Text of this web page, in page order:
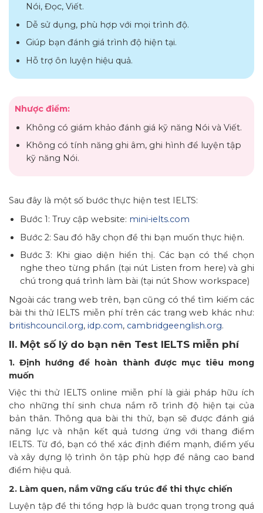
Nói, Đọc, Viết.
Dễ sử dụng, phù hợp với mọi trình độ.
Giúp bạn đánh giá trình độ hiện tại.
Hỗ trợ ôn luyện hiệu quả.
Nhược điểm:
Không có giám khảo đánh giá kỹ năng Nói và Viết.
Không có tính năng ghi âm, ghi hình để luyện tập
kỹ năng Nói.
Sau đây là một số bước thực hiện test IELTS:
Bước 1: Truy cập website: mini-ielts.com
Bước 2: Sau đó hãy chọn đề thi bạn muốn thực hiện.
Bước 3: Khi giao diện hiển thị. Các bạn có thể chọn
nghe theo từng phần (tại nút Listen from here) và ghi
chú trong quá trình làm bài (tại nút Show workspace)
Ngoài các trang web trên, bạn cũng có thể tìm kiếm các
bài thi thử IELTS miễn phí trên các trang web khác như:
britishcouncil.org, idp.com, cambridgeenglish.org.
II. Một số lý do bạn nên Test IELTS miễn phí
1. Định hướng để hoàn thành được mục tiêu mong
muốn
Việc thi thử IELTS online miễn phí là giải pháp hữu ích
cho những thí sinh chưa nắm rõ trình độ hiện tại của
bản thân. Thông qua bài thi thử, bạn sẽ được đánh giá
năng lực và nhận kết quả tương ứng với thang điểm
IELTS. Từ đó, bạn có thể xác định điểm mạnh, điểm yếu
và xây dựng lộ trình ôn tập phù hợp để nâng cao band
điểm hiệu quả.
2. Làm quen, nắm vững cấu trúc đề thi thực chiến
Luyện tập đề thi tổng hợp là bước quan trọng trong quá